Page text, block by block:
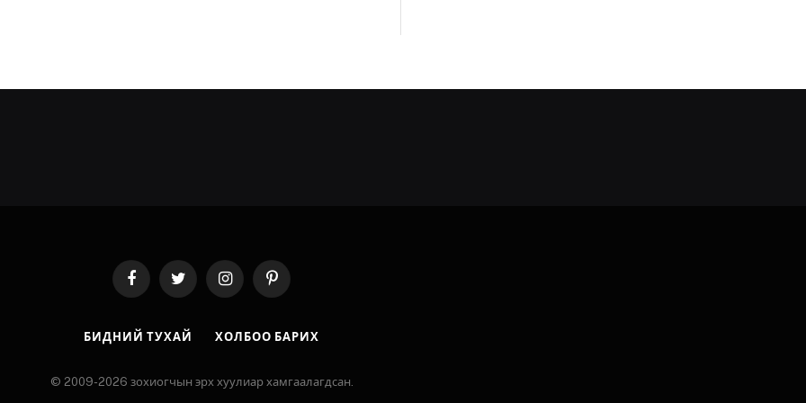
FacebookTwitter InstagramPinterest
БИДНИЙ ТУХАЙ ХОЛБОО БАРИХ
© 2009-2026 зохиогчын эрх хуулиар хамгаалагдсан.